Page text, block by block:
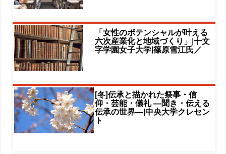
「女性のポテンシャルが叶える
六次産業化と地域づくり」|十文
字学園女子大学|篠原雪江氏／
[冬]伝承と描かれた祭事・信
仰・芸能・儀礼 ―聞き・伝える
伝承の世界―|中央大学クレセン
ト